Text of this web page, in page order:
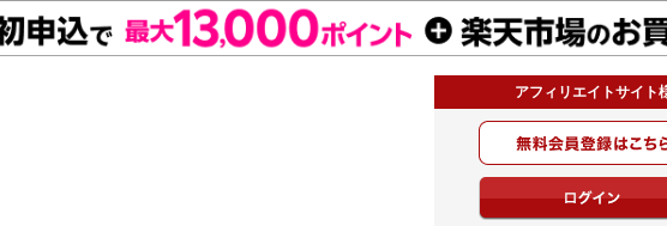
アフィリエイトサイト